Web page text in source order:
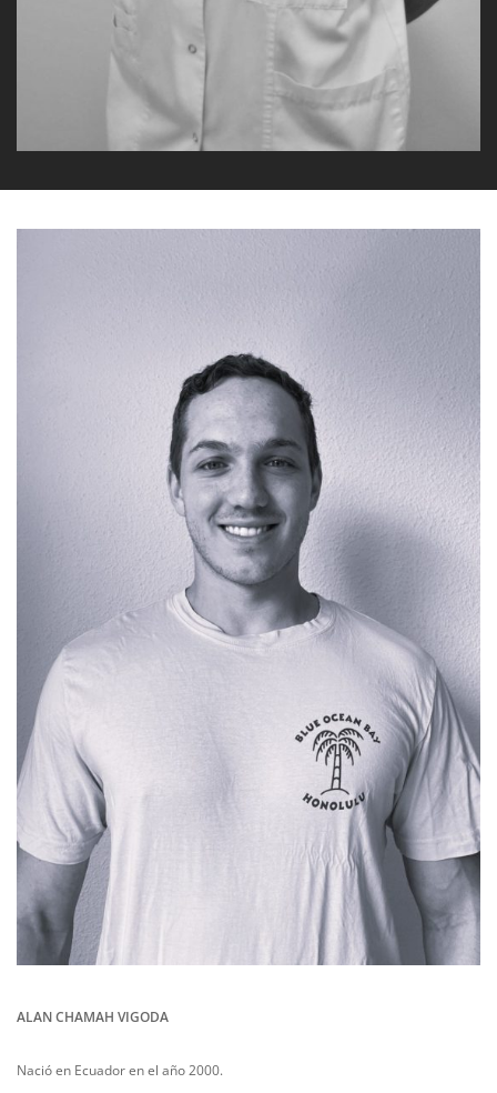
ALAN CHAMAH VIGODA
Nació en Ecuador en el año 2000.